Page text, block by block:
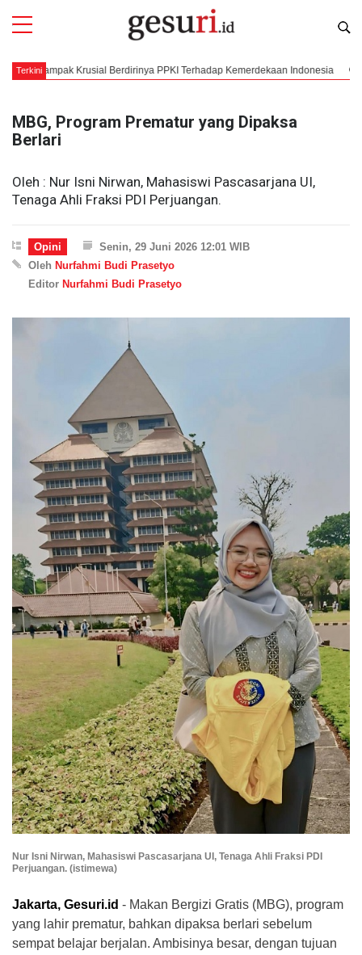
TerkiniKrusial Berdirinya PPKI Terhadap Kemerdekaan Indonesia
MBG, Program Prematur yang Dipaksa
Berlari
Oleh : Nur Isni Nirwan, Mahasiswi Pascasarjana UI,
Tenaga Ahli Fraksi PDI Perjuangan.
Opini
Senin, 29 Juni 2026 12:01 WIB
Oleh Nurfahmi Budi Prasetyo
Editor Nurfahmi Budi Prasetyo
Nur Isni Nirwan, Mahasiswi Pascasarjana UI, Tenaga Ahli Fraksi PDI
Perjuangan. (istimewa)
Jakarta, Gesuri.id - Makan Bergizi Gratis (MBG), program
yang lahir prematur, bahkan dipaksa berlari sebelum
sempat belajar berjalan. Ambisinya besar, dengan tujuan